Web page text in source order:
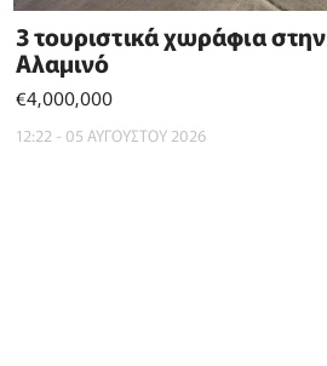
3 τουριστικά χωράφια στην
Αλαμινό
€4,000,000
12:22 - 05 ΑΥΓΟΥΣΤΟΥ 2026